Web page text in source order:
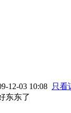
12-03 10:08 只看
东东了